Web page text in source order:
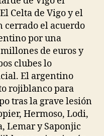
Celta de Vigo y el
cerrado el acuerdo
por una
de euros y
clubes lo
El argentino
rojiblanco para
tras la grave lesión
Hermoso, Lodi,
Lemar y Saponjic